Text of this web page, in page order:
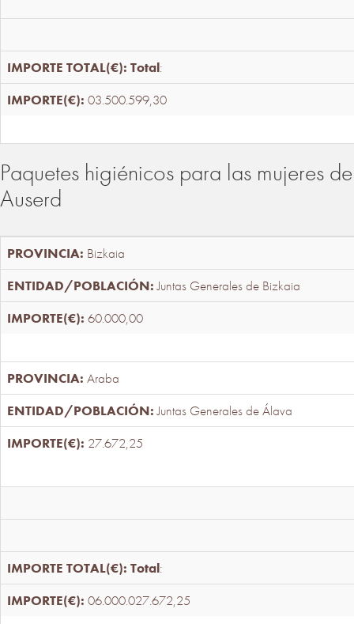
Total:
03.500.599,30
Paquetes higiénicos para las mujeres
Auserd
Bizkaia
Juntas Generales de Bizkaia
60.000,00
Araba
Juntas Generales de Álava
27.672,25
Total:
06.000.027.672,25